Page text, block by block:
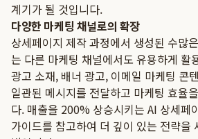
계기가 될 것입니다.
다양한 마케팅 채널로의 확장
상세페이지 제작 과정에서 생성된 수많
는 다른 마케팅 채널에서도 유용하게 활
광고 소재, 배너 광고, 이메일 마케팅 콘
일관된 메시지를 전달하고 마케팅 효율
다. 매출을 200% 상승시키는 AI 상세페
가이드를 참고하여 더 깊이 있는 전략을